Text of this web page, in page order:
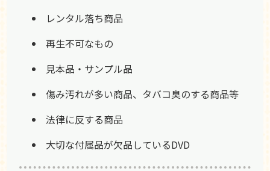
レンタル落ち商品
再生不可なもの
見本品・サンプル品
傷み汚れが多い商品、タバコ臭のする商品等
法律に反する商品
大切な付属品が欠品しているDVD